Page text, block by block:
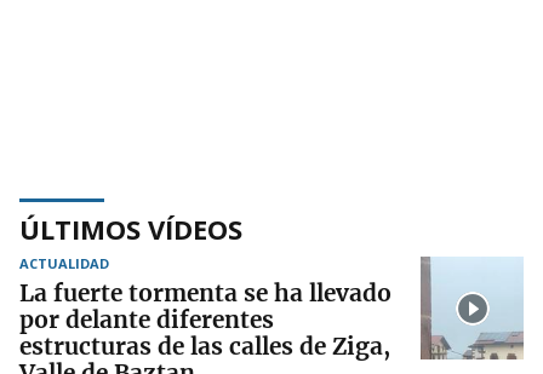
ÚLTIMOS VÍDEOS
ACTUALIDAD
La fuerte tormenta se ha llevado
por delante diferentes
estructuras de las calles de Ziga,